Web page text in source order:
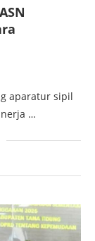
aparatur sipil
…